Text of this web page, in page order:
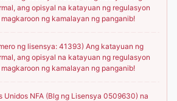
ang opisyal na katayuan ng regulasyon
ng kamalayan ng panganib!
ng lisensya: 41393) Ang katayuan ng
ang opisyal na katayuan ng regulasyon
ng kamalayan ng panganib!
Unidos NFA (Blg ng Lisensya 0509630) na